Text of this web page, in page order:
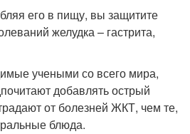
его в пищу, вы защитите
желудка – гастрита,
учеными со всего мира,
добавлять острый
от болезней ЖКТ, чем те,
блюда.